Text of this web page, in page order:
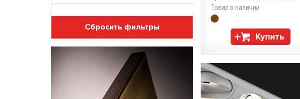
Сбросить фильтры
Товар в наличии
Купить